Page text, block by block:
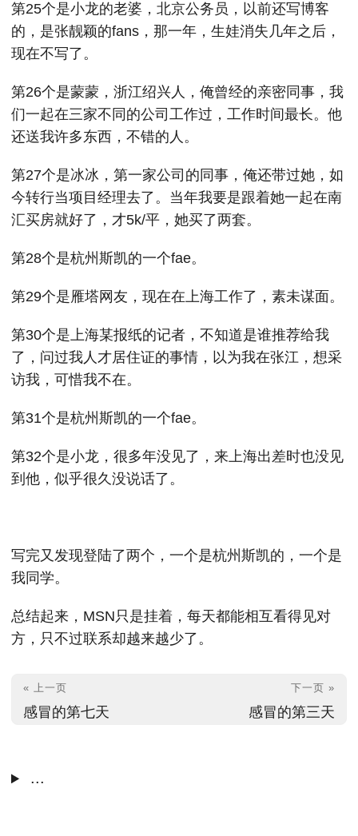
第25个是小龙的老婆，北京公务员，以前还写博客
的，是张靓颖的fans，那一年，生娃消失几年之后，
现在不写了。
第26个是蒙蒙，浙江绍兴人，俺曾经的亲密同事，我
们一起在三家不同的公司工作过，工作时间最长。他
还送我许多东西，不错的人。
第27个是冰冰，第一家公司的同事，俺还带过她，如
今转行当项目经理去了。当年我要是跟着她一起在南
汇买房就好了，才5k/平，她买了两套。
第28个是杭州斯凯的一个fae。
第29个是雁塔网友，现在在上海工作了，素未谋面。
第30个是上海某报纸的记者，不知道是谁推荐给我
了，问过我人才居住证的事情，以为我在张江，想采
访我，可惜我不在。
第31个是杭州斯凯的一个fae。
第32个是小龙，很多年没见了，来上海出差时也没见
到他，似乎很久没说话了。
写完又发现登陆了两个，一个是杭州斯凯的，一个是
我同学。
总结起来，MSN只是挂着，每天都能相互看得见对
方，只不过联系却越来越少了。
« 上一页
感冒的第七天
下一页 »
感冒的第三天
...